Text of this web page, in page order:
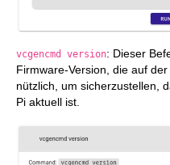
vcgencmd version: Dieser
Firmware-Version, die auf
nützlich, um sicherzustellen,
Pi aktuell ist.